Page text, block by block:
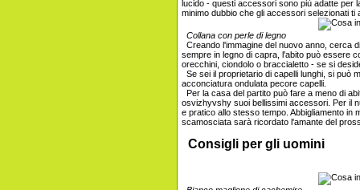
lucido - questi accessori sono più adatte per
minimo dubbio che gli accessori selezionati ti
Collana con perle di legno
Creando l'immagine del nuovo anno, cerca
sempre in legno di capra, l'abito può essere
orecchini, ciondolo o braccialetto - se si
Se sei il proprietario di capelli lunghi, si può
acconciatura ondulata pecore capelli.
Per la casa del partito può fare a meno di
osvizhyvshy suoi bellissimi accessori. Per il
e pratico allo stesso tempo. Abbigliamento in
scamosciata sarà ricordato l'amante del
Consigli per gli uomini